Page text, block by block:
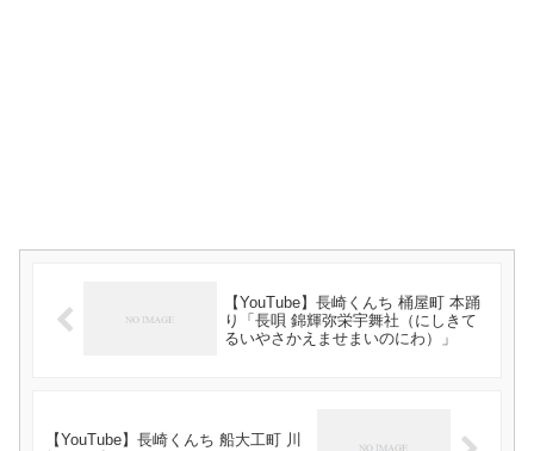
【YouTube】長崎くんち 桶屋町 本踊
り「長唄 錦輝弥栄宇舞社（にしきて
るいやさかえませまいのにわ）」
【YouTube】長崎くんち 船大工町 川